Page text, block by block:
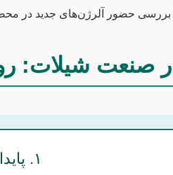
بررسی حضور آلرژن‌های جدید در
صنعت شیلات:
۱. پایداری و محیط زیست